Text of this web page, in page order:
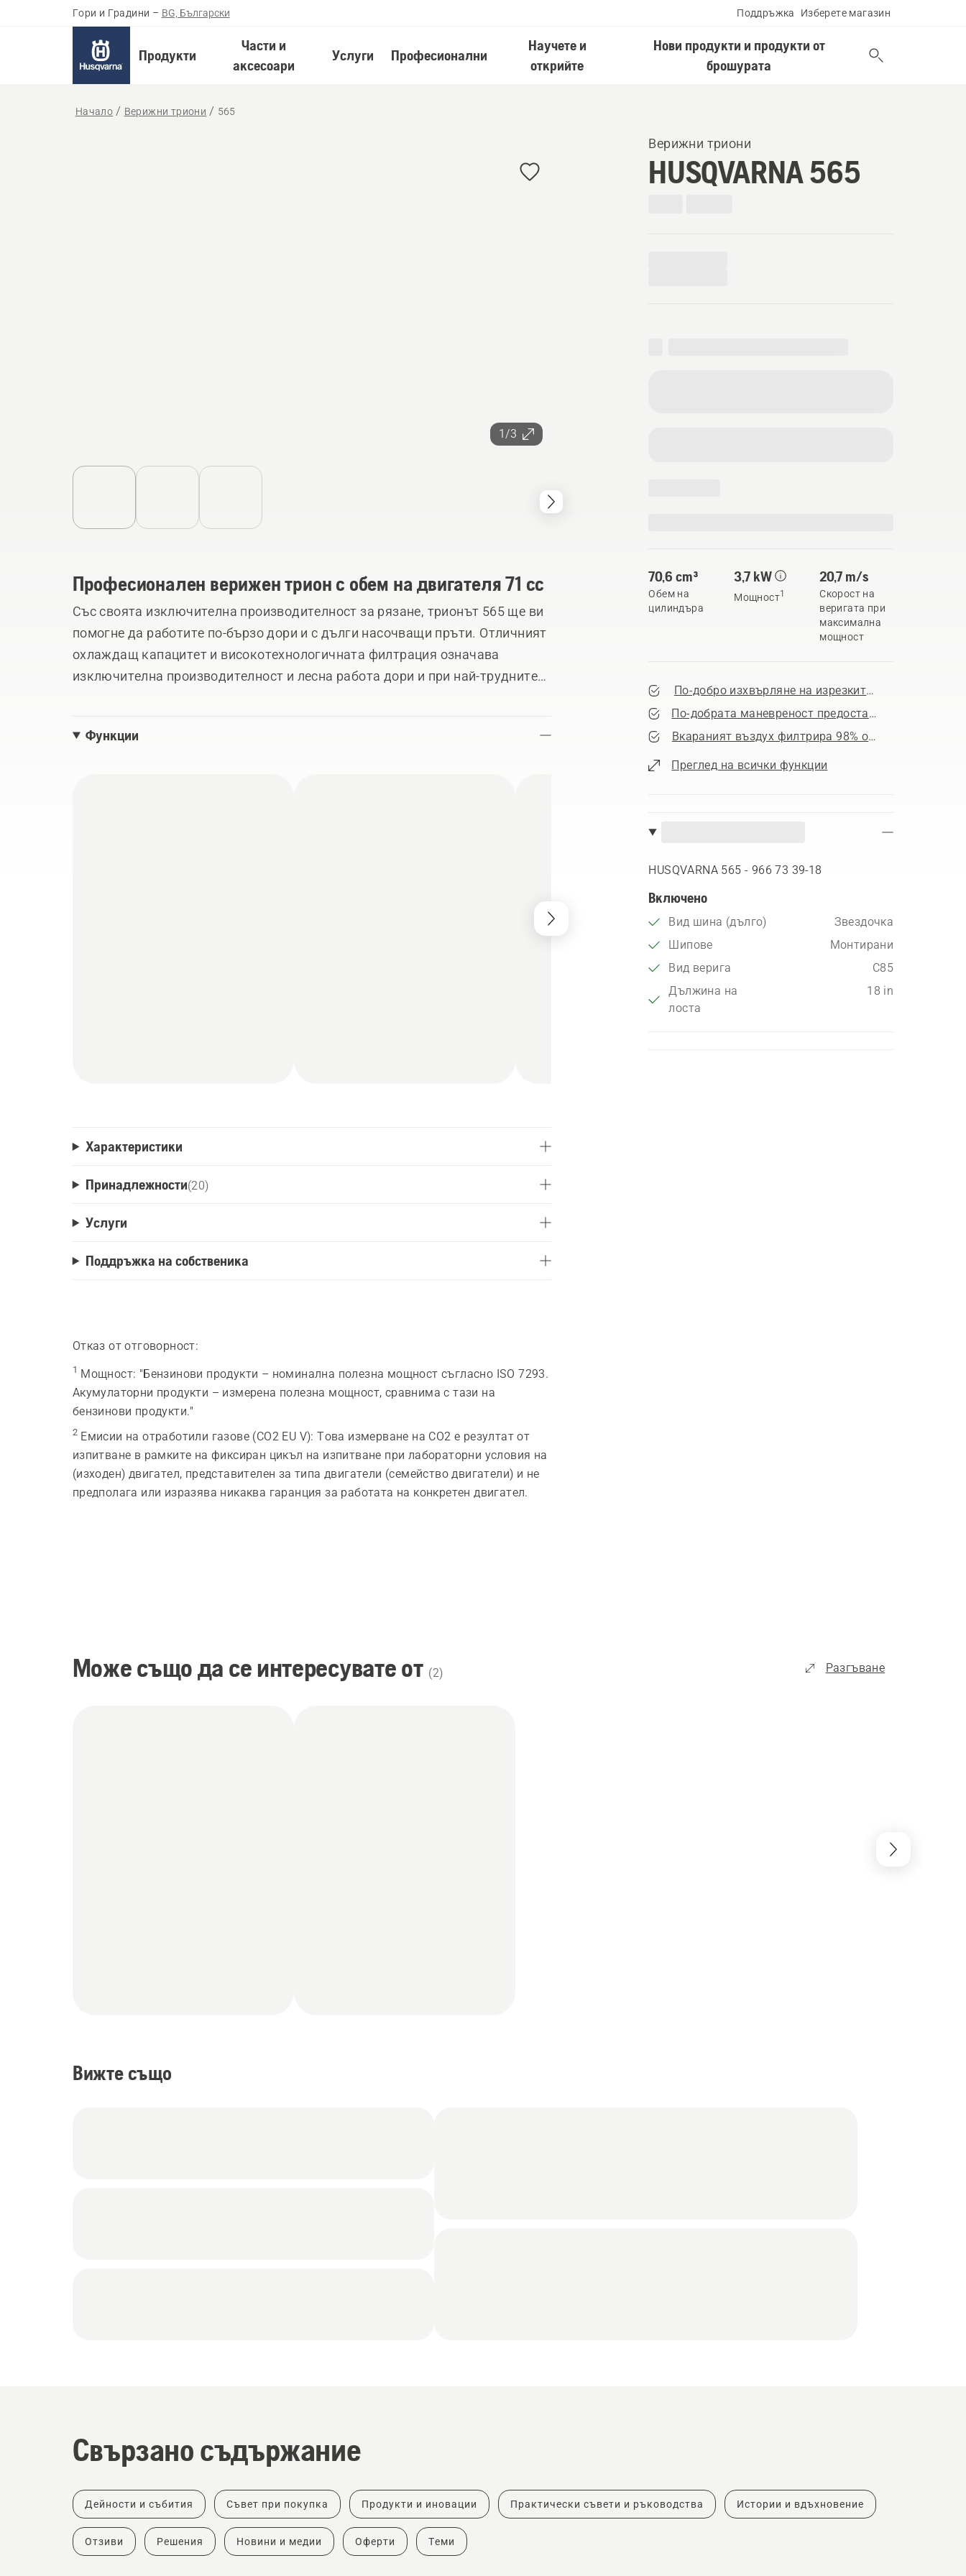
Гори и Градини – BG, Български Поддръжка Изберете магазин
Продукти
Части и
аксесоари
Услуги Професионални
Научете и
открийте
Нови продукти и продукти от
брошурата
Начало Верижни триони 565
1/3
Верижни триони
HUSQVARNA 565
70,6 cm³
Обем на
цилиндъра
3,7 kW
Мощност1
20,7 m/s
Скорост на
веригата при
максимална
мощност
По-добро изхвърляне на изрезките,
По-добрата маневреност предоставя пълен
Вкараният въздух филтрира 98% от влизащия прах
Преглед на всички функции
HUSQVARNA 565 - 966 73 39‑18
Включено
Вид шина (дълго)
Звездочка
Шипове
Монтирани
Вид верига
C85
Дължина на
лоста
18 in
Професионален верижен трион с обем на двигателя 71 cc
Със своята изключителна производителност за рязане, трионът 565 ще ви
помогне да работите по-бързо дори и с дълги насочващи пръти. Отличният
охлаждащ капацитет и високотехнологичната филтрация означава
изключителна производителност и лесна работа дори и при най-трудните
безопасна работа.
Функции
Характеристики
Принадлежности(20)
Услуги
Поддръжка на собственика
Отказ от отговорност:
1 Мощност: "Бензинови продукти – номинална полезна мощност съгласно ISO 7293.
Акумулаторни продукти – измерена полезна мощност, сравнима с тази на
бензинови продукти."
2 Емисии на отработили газове (CO2 EU V):Това измерване на CO2 е резултат от
изпитване в рамките на фиксиран цикъл на изпитване при лабораторни условия на
(изходен) двигател, представителен за типа двигатели (семейство двигатели) и не
предполага или изразява никаква гаранция за работата на конкретен двигател.
Може също да се интересувате от (2) Разгъване
Вижте също
Свързано съдържание
Дейности и събития Съвет при покупка Продукти и иновации Практически съвети и ръководства Истории и вдъхновение
Отзиви Решения Новини и медии Оферти Теми